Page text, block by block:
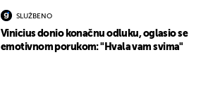
SLUŽBENO
Vinicius donio konačnu odluku, oglasio se
emotivnom porukom: "Hvala vam svima"